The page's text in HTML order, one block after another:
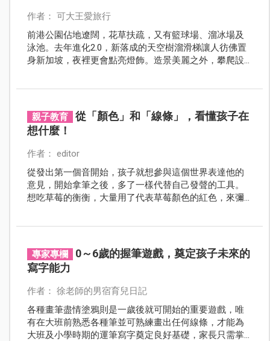
作者： 可大王愛旅行
前港公園佔地遼闊，花草扶疏，又有籃球場、溜冰場及
泳池。去年進化2.0，新落成的天空樹溜滑梯讓人彷佛置
身新加坡，夜裡更會點亮燈飾。造景美麗之外，攀爬設
親子教育
從「顏色」和「線條」，看懂孩子在
想什麼！
作者： editor
從發出第一個音開始，孩子就想參與這個世界表達他的
意見，開始拿筆之後，多了一樣代替自己發聲的工具。
想吃草莓的衡衡，大量用了代表草莓顏色的紅色，來彌
專家專欄
0～6歲的握筆遊戲，奠定孩子未來的
寫字能力
作者： 徐老師的男宿育兒日記
各種畫筆盡情塗鴉則是一歲後就可開始的重要遊戲，唯
有在大班前熟悉各種筆並可熟練畫出任何線條，才能為
大班及小學時期的運筆寫字奠定良好基礎，家長只需掌